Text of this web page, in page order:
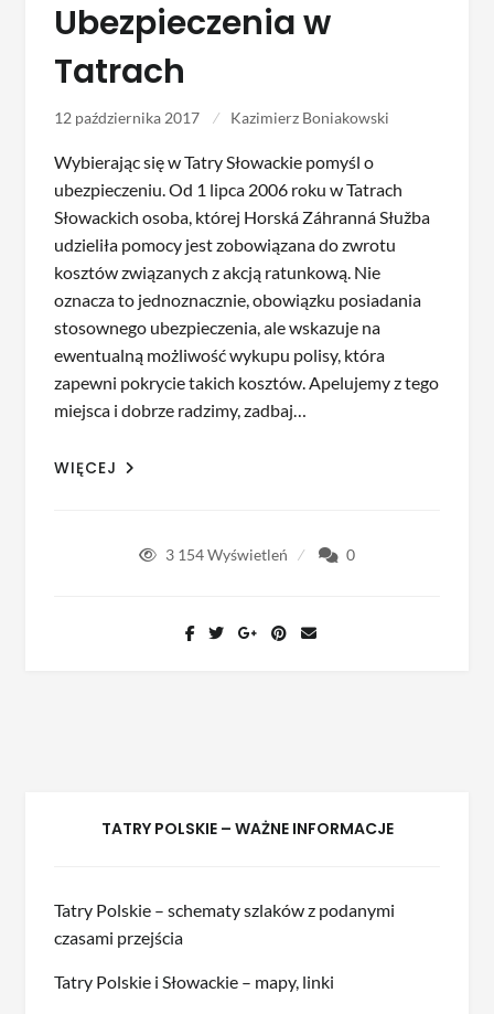
Ubezpieczenia w
Tatrach
12 października 2017 Kazimierz Boniakowski
Wybierając się w Tatry Słowackie pomyśl o
ubezpieczeniu. Od 1 lipca 2006 roku w Tatrach
Słowackich osoba, której Horská Záhranná Słužba
udzieliła pomocy jest zobowiązana do zwrotu
kosztów związanych z akcją ratunkową. Nie
oznacza to jednoznacznie, obowiązku posiadania
stosownego ubezpieczenia, ale wskazuje na
ewentualną możliwość wykupu polisy, która
zapewni pokrycie takich kosztów. Apelujemy z tego
miejsca i dobrze radzimy, zadbaj…
WIĘCEJ
3 154Wyświetleń 0
TATRY POLSKIE – WAŻNE INFORMACJE
Tatry Polskie – schematy szlaków z podanymi
czasami przejścia
Tatry Polskie i Słowackie – mapy, linki